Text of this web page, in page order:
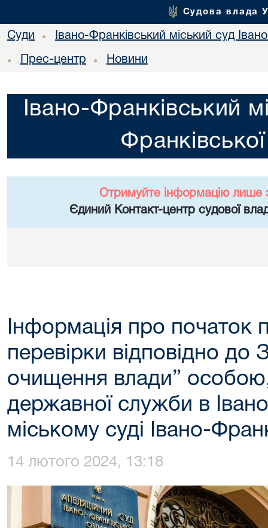
Судова влада
Суди • Івано-Франківський міський суд
• Прес-центр • Новини
Івано-Франківський
Отримуйте інформацію лише
Єдиний Контакт-центр судової
Інформація про початок
перевірки відповідно до
очищення влади”
державної служби в
міському суді Івано-
14 лютого 2024, 13:18